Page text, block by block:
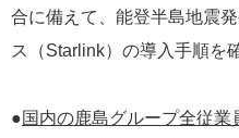
合に備えて、能登半島地震
ス（Starlink）の導入手順を
●国内の鹿島グループ全従